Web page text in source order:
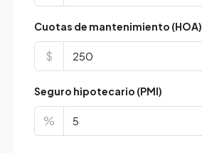
Cuotas de mantenimiento (HOA)
$
Seguro hipotecario (PMI)
%